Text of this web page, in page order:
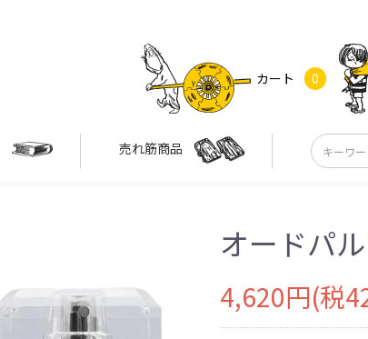
カート 0
売れ筋商品
オードパ
4,620円(税